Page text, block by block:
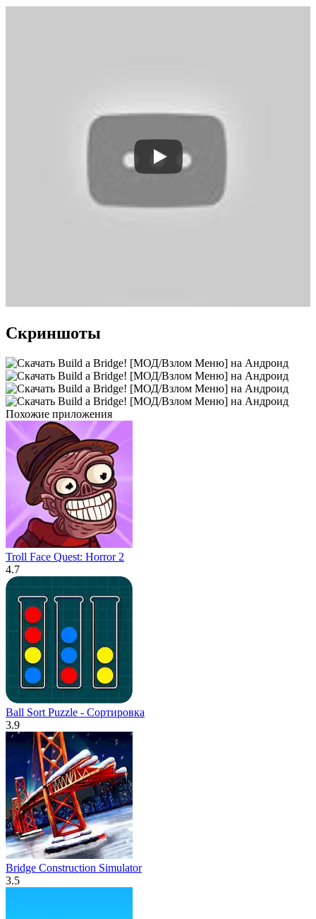
Скриншоты
Похожие приложения
Troll Face Quest: Horror 2
4.7
Ball Sort Puzzle - Сортировка
3.9
Bridge Construction Simulator
3.5